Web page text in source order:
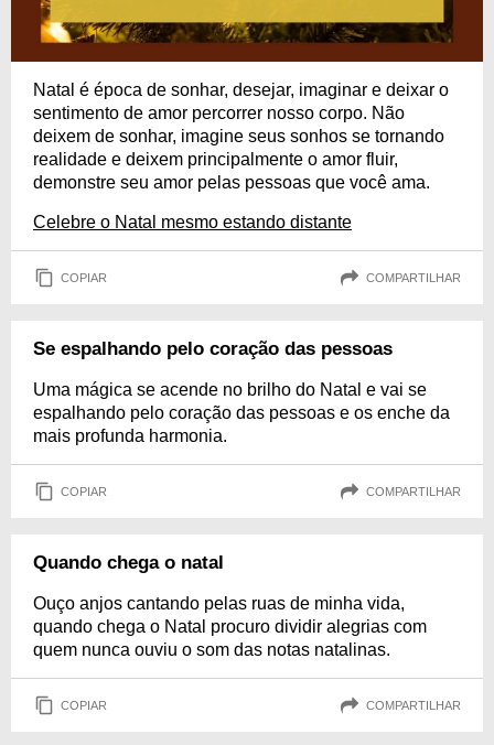
Natal é época de sonhar, desejar, imaginar e deixar o
sentimento de amor percorrer nosso corpo. Não
deixem de sonhar, imagine seus sonhos se tornando
realidade e deixem principalmente o amor fluir,
demonstre seu amor pelas pessoas que você ama.
Celebre o Natal mesmo estando distante
COPIAR COMPARTILHAR
Se espalhando pelo coração das pessoas
Uma mágica se acende no brilho do Natal e vai se
espalhando pelo coração das pessoas e os enche da
mais profunda harmonia.
COPIAR COMPARTILHAR
Quando chega o natal
Ouço anjos cantando pelas ruas de minha vida,
quando chega o Natal procuro dividir alegrias com
quem nunca ouviu o som das notas natalinas.
COPIAR COMPARTILHAR